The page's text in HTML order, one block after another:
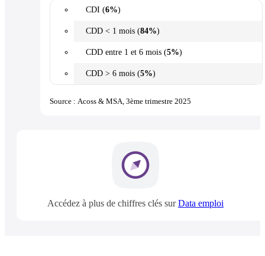
CDI (6%)
CDD < 1 mois (84%)
CDD entre 1 et 6 mois (5%)
CDD > 6 mois (5%)
Source : Acoss & MSA, 3ème trimestre 2025
Accédez à plus de chiffres clés surData emploi